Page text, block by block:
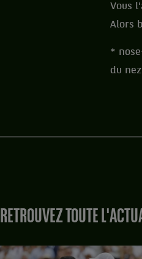
Vous
Alors
*
du
RETROUVEZ TOUTE